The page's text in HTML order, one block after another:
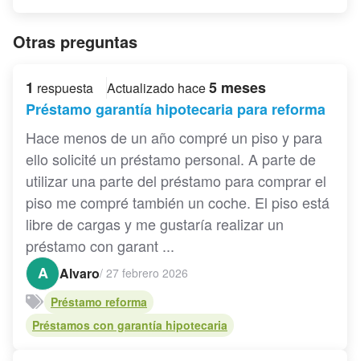
Otras preguntas
1 respuesta Actualizado hace5 meses
Préstamo garantía hipotecaria para reforma
Hace menos de un año compré un piso y para
ello solicité un préstamo personal. A parte de
utilizar una parte del préstamo para comprar el
piso me compré también un coche. El piso está
libre de cargas y me gustaría realizar un
préstamo con garant ...
A
Alvaro/ 27 febrero 2026
Préstamo reforma
Préstamos con garantía hipotecaria